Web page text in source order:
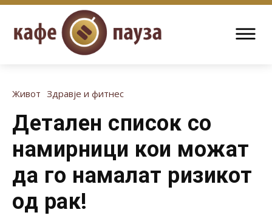
Живот Здравје и фитнес
Детален список со
намирници кои можат
да го намалат ризикот
од рак!